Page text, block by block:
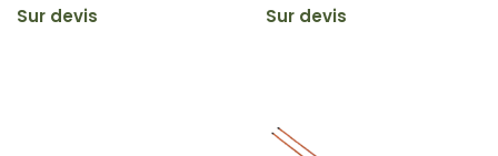
Sur devis Sur devis